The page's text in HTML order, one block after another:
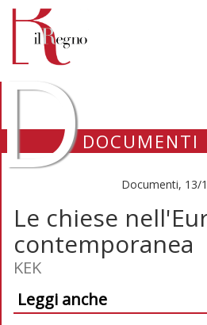
DOCUMENTI
Documenti, 13/
Le chiese
contemporanea
KEK
Leggi anche